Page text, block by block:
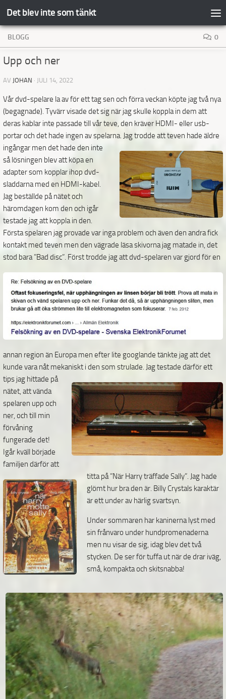
Hoppa till innehåll
Det blev inte som tänkt
BLOGG 0
Upp och ner
AV JOHAN · JULI 14, 2022
Vår dvd-spelare la av för ett tag sen och förra veckan köpte jag två nya
(begagnade). Tyvärr visade det sig när jag skulle koppla in dem att
deras kablar inte passade till vår teve, den kräver HDMI- eller usb-
portar och det hade ingen av spelarna. Jag trodde att teven hade äldre
ingångar men det hade den inte
så lösningen blev att köpa en
adapter som kopplar ihop dvd-
sladdarna med en HDMI-kabel.
Jag beställde på nätet och
häromdagen kom den och igår
testade jag att koppla in den.
Första spelaren jag provade var inga problem och även den andra fick
kontakt med teven men den vägrade läsa skivorna jag matade in, det
stod bara ”Bad disc”. Först trodde jag attdvd-spelaren var gjord för en
annan region än Europa men efter lite googlande tänkte jag att det
kunde vara nåt mekaniskt i den som strulade. Jag testade därför ett
tips jag hittade på
nätet, att vända
spelaren upp och
ner, och till min
förvåning
fungerade det!
Igår kväll började
familjen därför att
titta på ”När Harry träffade Sally”. Jag hade
glömt hur bra den är. Billy Crystals karaktär
är ett under av härlig svartsyn.
Under sommaren har kaninerna lyst med
sin frånvaro under hundpromenaderna
men nu visar de sig, idag blev det två
stycken. De ser för tuffa ut när de drar iväg,
små, kompakta och skitsnabba!